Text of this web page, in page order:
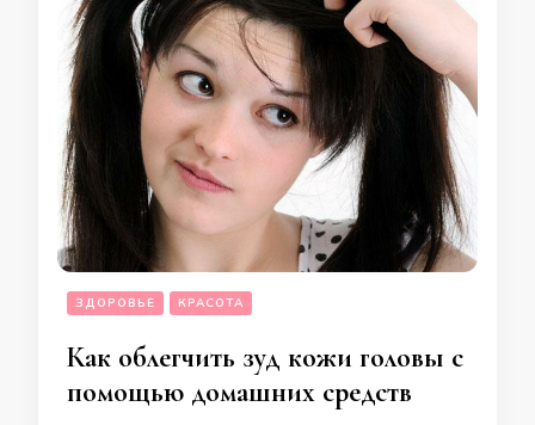
ЗДОРОВЬЕ КРАСОТА
Как облегчить зуд кожи головы с
помощью домашних средств